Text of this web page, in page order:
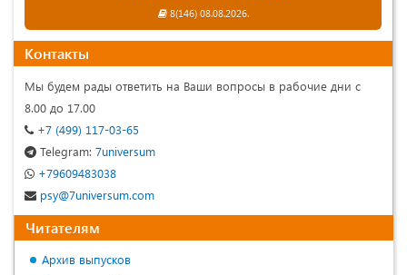
8(146) 08.08.2026.
Контакты
Мы будем рады ответить на Ваши вопросы в рабочие дни с
8.00 до 17.00
+7 (499) 117-03-65
Telegram: 7universum
+79609483038
psy@7universum.com
Читателям
Архив выпусков